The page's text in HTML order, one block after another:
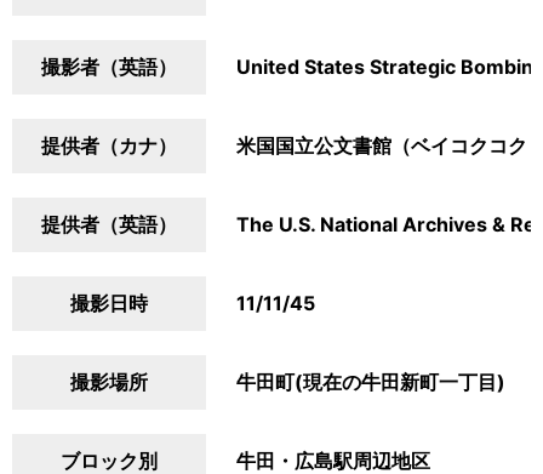
撮影者（英語） United States Strategic
提供者（カナ） 米国国立公文書館（ベイコクコク
提供者（英語） The U.S. National Archives &
撮影日時 11/11/45
撮影場所 牛田町(現在の牛田新町一丁目)
ブロック別 牛田・広島駅周辺地区